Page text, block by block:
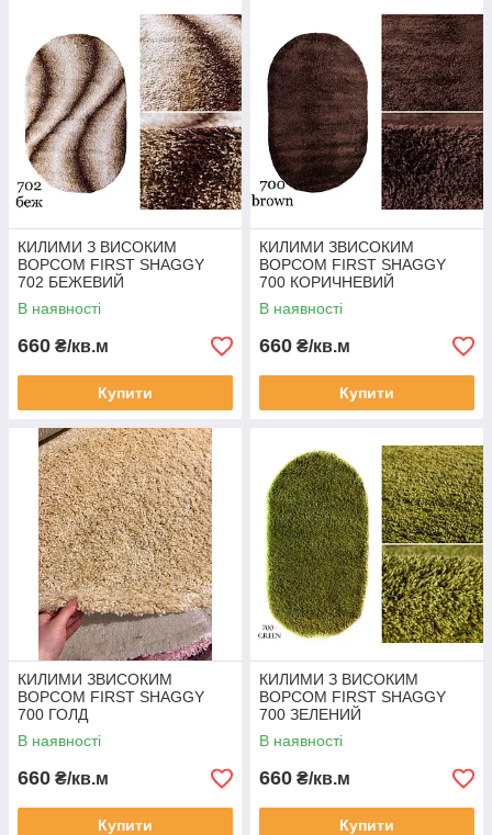
Форма: прямокутний, овальний,
круглий, доріжка.
Виробник: Туреччина.
Матеріал: Хіт-Сет.
КИЛИМИ З ВИСОКИМ
ВОРСОМ FIRST SHAGGY
702 БЕЖЕВИЙ
В наявності
660 ₴/кв.м
Купити
КИЛИМИ ЗВИСОКИМ
ВОРСОМ FIRST SHAGGY
700 КОРИЧНЕВИЙ
В наявності
660 ₴/кв.м
Купити
КИЛИМИ ЗВИСОКИМ
ВОРСОМ FIRST SHAGGY
700 ГОЛД
В наявності
660 ₴/кв.м
Купити
КИЛИМИ З ВИСОКИМ
ВОРСОМ FIRST SHAGGY
700 ЗЕЛЕНИЙ
В наявності
660 ₴/кв.м
Купити